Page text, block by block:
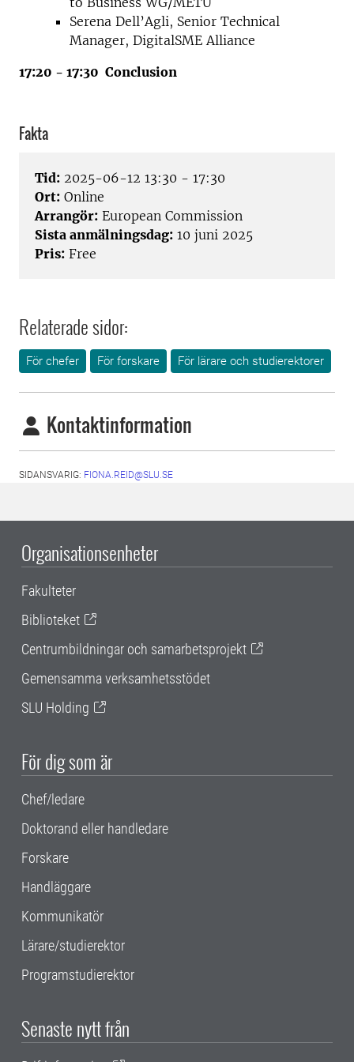
Serena Dell’Agli, Senior Technical
Manager, DigitalSME Alliance
17:20 - 17:30 Conclusion
Fakta
Tid: 2025-06-12 13:30 - 17:30
Ort: Online
Arrangör: European Commission
Sista anmälningsdag: 10 juni 2025
Pris: Free
Relaterade sidor:
För chefer För forskare För lärare och studierektorer
Kontaktinformation
SIDANSVARIG: FIONA.REID@SLU.SE
Organisationsenheter
Fakulteter
Biblioteket
Centrumbildningar och samarbetsprojekt
Gemensamma verksamhetsstödet
SLU Holding
För dig som är
Chef/ledare
Doktorand eller handledare
Forskare
Handläggare
Kommunikatör
Lärare/studierektor
Programstudierektor
Senaste nytt från